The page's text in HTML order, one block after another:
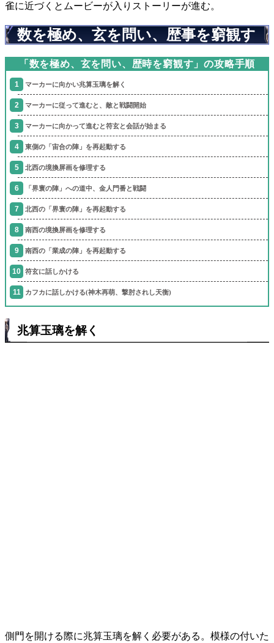
雀に近づくとムービーが入りストーリーが進む。
数を極め、玄を問い、歴事を窮観す
「数を極め、玄を問い、歴時を窮観す」の攻略手順
マーカーに向かい兆算玉璃を解く
マーカーに従って進むと、敵と戦闘開始
マーカーに向かって進むと符玄と会話が始まる
東側の「宙合の陣」を再起動する
北西の境換屏画を修理する
「界寰の陣」への道中、金人門番と戦闘
北西の「界寰の陣」を再起動する
南西の境換屏画を修理する
南西の「業成の陣」を再起動する
符玄に話しかける
カフカに話しかける(神木再萌、撃肘されし天衡)
兆算玉璃を解く
側門を開ける際に兆算玉璃を解く必要がある。模様の付いた